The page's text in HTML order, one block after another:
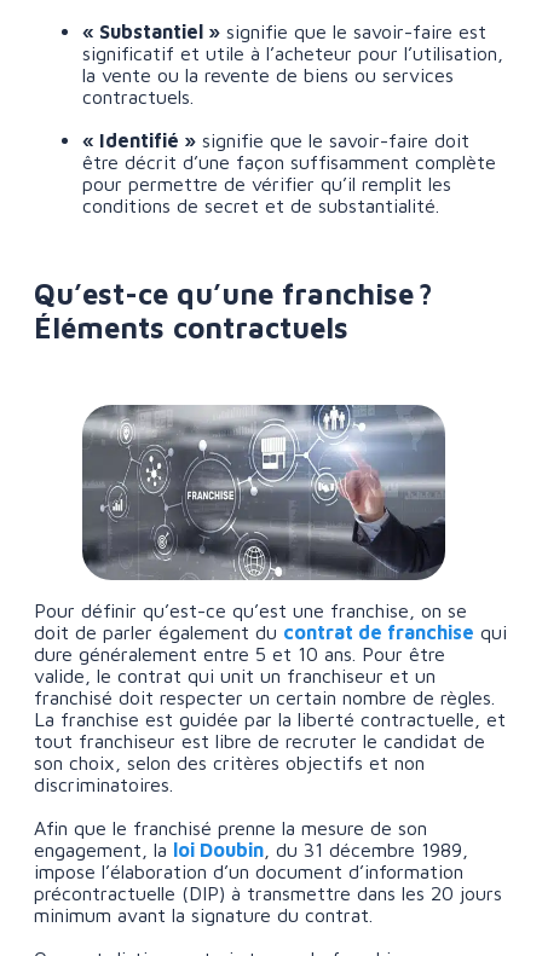
« Substantiel » signifie que le savoir-faire est
significatif et utile à l’acheteur pour l’utilisation,
la vente ou la revente de biens ou services
contractuels.
« Identifié » signifie que le savoir-faire doit
être décrit d’une façon suffisamment complète
pour permettre de vérifier qu’il remplit les
conditions de secret et de substantialité.
Qu’est-ce qu’une franchise ?
Éléments contractuels
Pour définir qu’est-ce qu’est une franchise, on se
doit de parler également du contrat de franchise qui
dure généralement entre 5 et 10 ans. Pour être
valide, le contrat qui unit un franchiseur et un
franchisé doit respecter un certain nombre de règles.
La franchise est guidée par la liberté contractuelle, et
tout franchiseur est libre de recruter le candidat de
son choix, selon des critères objectifs et non
discriminatoires.
Afin que le franchisé prenne la mesure de son
engagement, la loi Doubin , du 31 décembre 1989,
impose l’élaboration d’un document d’information
précontractuelle (DIP) à transmettre dans les 20 jours
minimum avant la signature du contrat.